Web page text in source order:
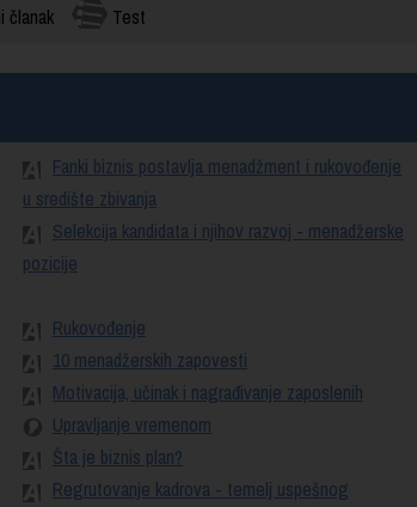
članak Test
Fanki biznis postavlja menadžment i rukovođenje
u središte zbivanja
Selekcija kandidata i njihov razvoj - menadžerske
pozicije
Rukovođenje
10 menadžerskih zapovesti
Motivacija, učinak i nagrađivanje zaposlenih
Upravljanje vremenom
Šta je biznis plan?
Regrutovanje kadrova - temelj uspešnog